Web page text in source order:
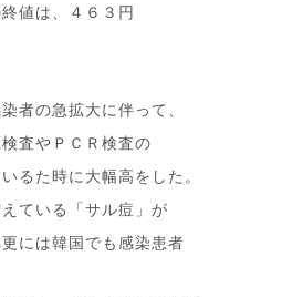
値は、４６３円
者の急拡大に伴って、
査やＰＣＲ検査の
るた時に大幅高をした。
ている「サル痘」が
には韓国でも感染患者